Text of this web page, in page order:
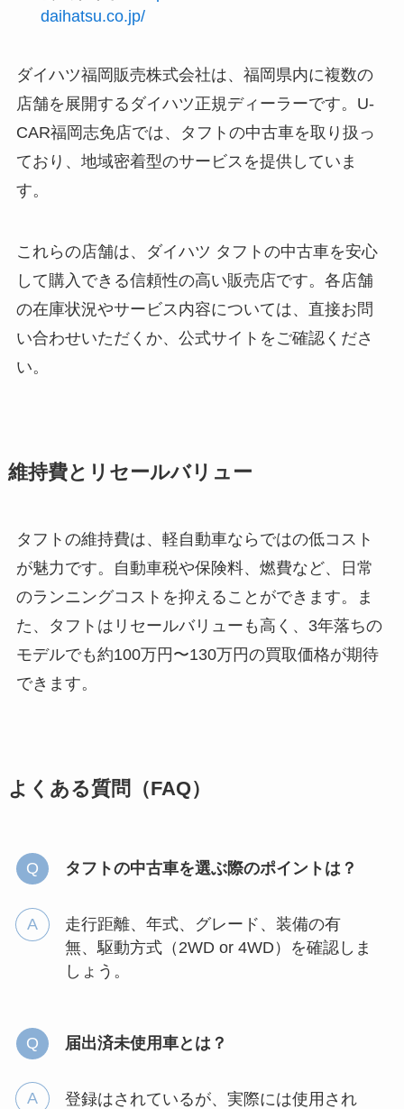
daihatsu.co.jp/
ダイハツ福岡販売株式会社は、福岡県内に複数の
店舗を展開するダイハツ正規ディーラーです。U-
CAR福岡志免店では、タフトの中古車を取り扱っ
ており、地域密着型のサービスを提供していま
す。
これらの店舗は、ダイハツ タフトの中古車を安心
して購入できる信頼性の高い販売店です。各店舗
の在庫状況やサービス内容については、直接お問
い合わせいただくか、公式サイトをご確認くださ
い。
維持費とリセールバリュー
タフトの維持費は、軽自動車ならではの低コスト
が魅力です。自動車税や保険料、燃費など、日常
のランニングコストを抑えることができます。ま
た、タフトはリセールバリューも高く、3年落ちの
モデルでも約100万円〜130万円の買取価格が期待
できます。
よくある質問（FAQ）
タフトの中古車を選ぶ際のポイントは？
走行距離、年式、グレード、装備の有
無、駆動方式（2WD or 4WD）を確認しま
しょう。
届出済未使用車とは？
登録はされているが、実際には使用され